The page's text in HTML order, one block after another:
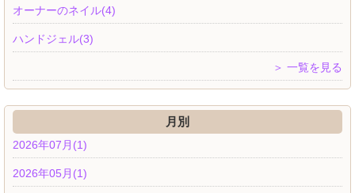
オーナーのネイル(4)
ハンドジェル(3)
＞ 一覧を見る
月別
2026年07月(1)
2026年05月(1)